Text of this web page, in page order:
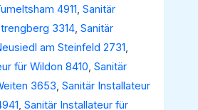
4911,Sanitär
3314,Sanitär
am Steinfeld 2731,
für Wildon 8410,Sanitär
3653,Sanitär Installateur
,Sanitär Installateur für